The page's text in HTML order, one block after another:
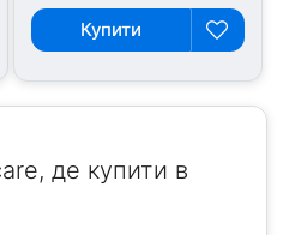
Купити
де купити в